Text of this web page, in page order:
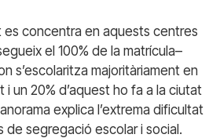
es concentra en aquests centres
el 100% de la matrícula–
s’escolaritza majoritàriament en
i un 20% d’aquest ho fa a la ciutat
explica l’extrema dificultat
de segregació escolar i social.